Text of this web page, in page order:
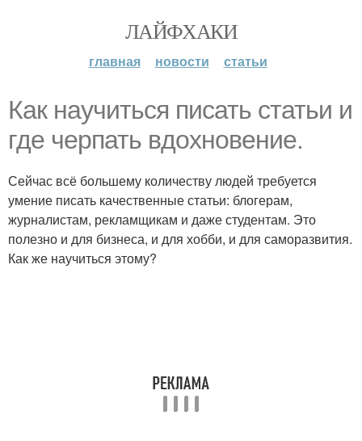
ЛАЙФХАКИ
главная новости статьи
Как научиться писать статьи и
где черпать вдохновение.
Сейчас всё большему количеству людей требуется
умение писать качественные статьи: блогерам,
журналистам, рекламщикам и даже студентам. Это
полезно и для бизнеса, и для хобби, и для саморазвития.
Как же научиться этому?